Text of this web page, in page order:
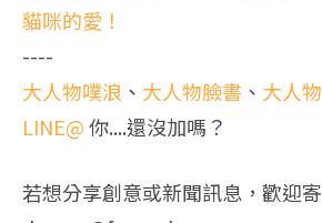
貓咪的愛！
----
大人物噗浪 、 大人物臉書 、 大人
LINE@你....還沒加嗎？
若想分享創意或新聞訊息，歡迎